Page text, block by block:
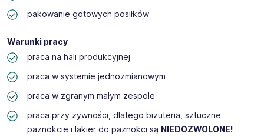
pakowanie gotowych posiłków
Warunki pracy
praca na hali produkcyjnej
praca w systemie jednozmianowym
praca w zgranym małym zespole
praca przy żywności, dlatego biżuteria, sztuczne
paznokcie i lakier do paznokci są NIEDOZWOLONE!